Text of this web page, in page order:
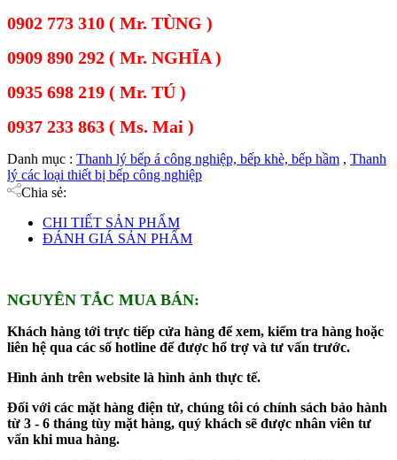
0902 773 310 ( Mr. TÙNG )
0909 890 292 ( Mr. NGHĨA )
0935 698 219 ( Mr. TÚ )
0937 233 863 ( Ms. Mai )
Danh mục : Thanh lý bếp á công nghiệp, bếp khè, bếp hầm , Thanh
lý các loại thiết bị bếp công nghiệp
Chia sẻ:
CHI TIẾT SẢN PHẨM
ĐÁNH GIÁ SẢN PHẨM
NGUYÊN TẮC MUA BÁN:
Khách hàng tới trực tiếp cửa hàng để xem, kiểm tra hàng hoặc
liên hệ qua các số hotline để được hổ trợ và tư vấn trước.
Hình ảnh trên website là hình ảnh thực tế.
Đối với các mặt hàng điện tử, chúng tôi có chính sách bảo hành
từ 3 - 6 tháng tùy mặt hàng, quý khách sẽ được nhân viên tư
vấn khi mua hàng.